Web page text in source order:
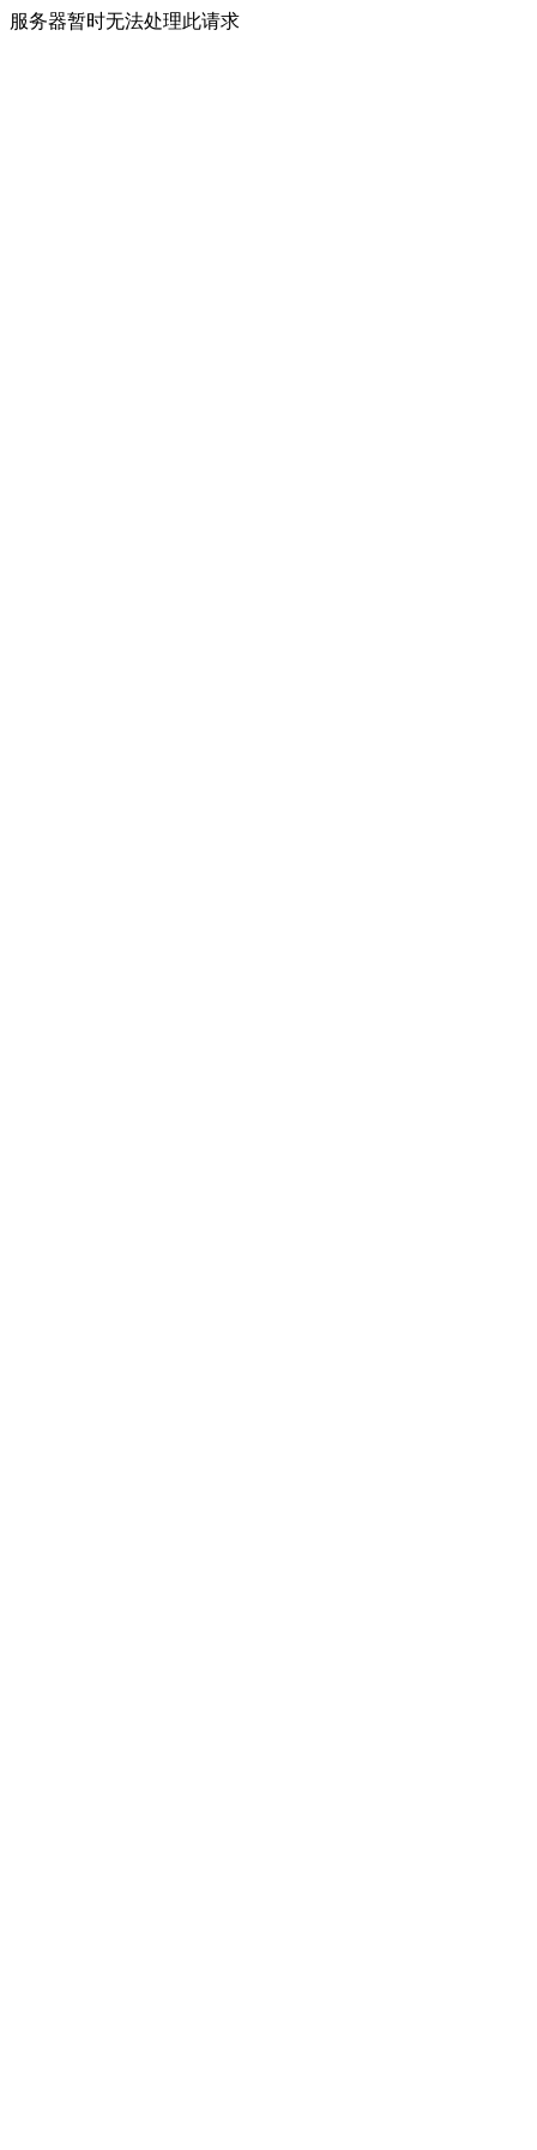
服务器暂时无法处理此请求